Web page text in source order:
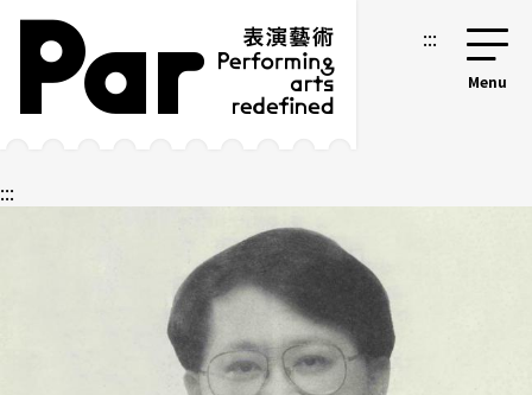
跳到主要內容區塊
網站導覽 :::
:::